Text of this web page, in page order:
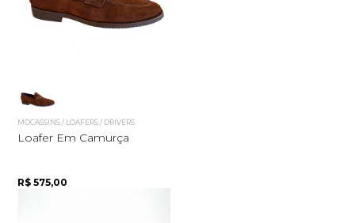
MOCASSINS / LOAFERS / DRIVERS
Loafer Em Camurça
R$ 575,00